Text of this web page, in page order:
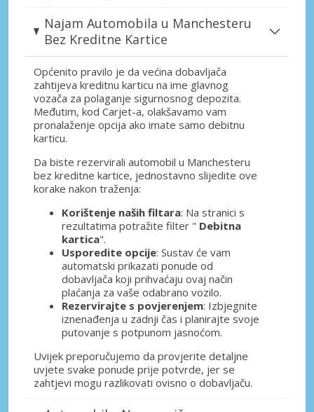
Najam Automobila u Manchesteru
Bez Kreditne Kartice
Općenito pravilo je da većina dobavljača
zahtijeva kreditnu karticu na ime glavnog
vozača za polaganje sigurnosnog depozita.
Međutim, kod Carjet-a, olakšavamo vam
pronalaženje opcija ako imate samo debitnu
karticu.
Da biste rezervirali automobil u Manchesteru
bez kreditne kartice, jednostavno slijedite ove
korake nakon traženja:
Korištenje naših filtara: Na stranici s
rezultatima potražite filter " Debitna
kartica".
Usporedite opcije: Sustav će vam
automatski prikazati ponude od
dobavljača koji prihvaćaju ovaj način
plaćanja za vaše odabrano vozilo.
Rezervirajte s povjerenjem: Izbjegnite
iznenađenja u zadnji čas i planirajte svoje
putovanje s potpunom jasnoćom.
Uvijek preporučujemo da provjerite detaljne
uvjete svake ponude prije potvrde, jer se
zahtjevi mogu razlikovati ovisno o dobavljaču.